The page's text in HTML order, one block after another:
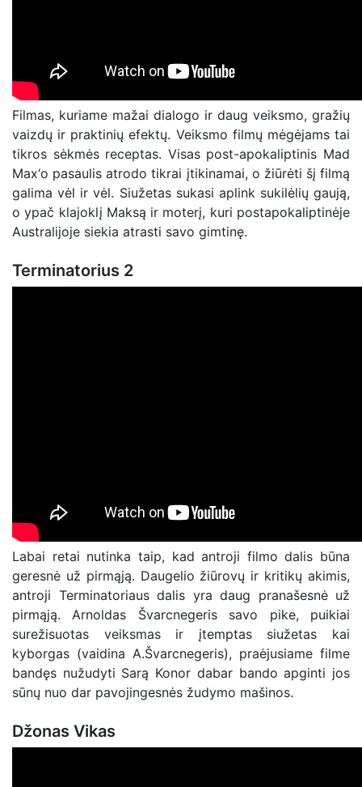
Filmas, kuriame mažai dialogo ir daug veiksmo, gražių
vaizdų ir praktinių efektų. Veiksmo filmų mėgėjams tai
tikros sėkmės receptas. Visas post-apokaliptinis Mad
Max‘o pasaulis atrodo tikrai įtikinamai, o žiūrėti šį filmą
galima vėl ir vėl. Siužetas sukasi aplink sukilėlių gaują,
o ypač klajoklį Maksą ir moterį, kuri postapokaliptinėje
Australijoje siekia atrasti savo gimtinę.
Terminatorius 2
Labai retai nutinka taip, kad antroji filmo dalis būna
geresnė už pirmąją. Daugelio žiūrovų ir kritikų akimis,
antroji Terminatoriaus dalis yra daug pranašesnė už
pirmąją. Arnoldas Švarcnegeris savo pike, puikiai
surežisuotas veiksmas ir įtemptas siužetas kai
kyborgas (vaidina A.Švarcnegeris), praėjusiame filme
bandęs nužudyti Sarą Konor dabar bando apginti jos
sūnų nuo dar pavojingesnės žudymo mašinos.
Džonas Vikas